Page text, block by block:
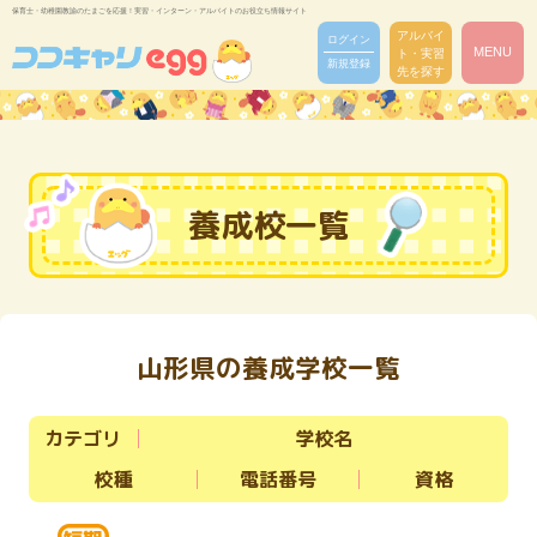
保育士・幼稚園教諭のたまごを応援！実習・インターン・アルバイトのお役立ち情報サイト
ログイン
新規登録
アルバイ
ト・実習
先を探す
MENU
養成校一覧
山形県の養成学校一覧
カテゴリ
学校名
校種
電話番号 資格